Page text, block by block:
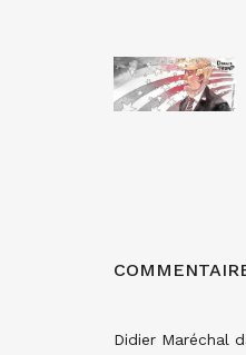
Didier Maréchal